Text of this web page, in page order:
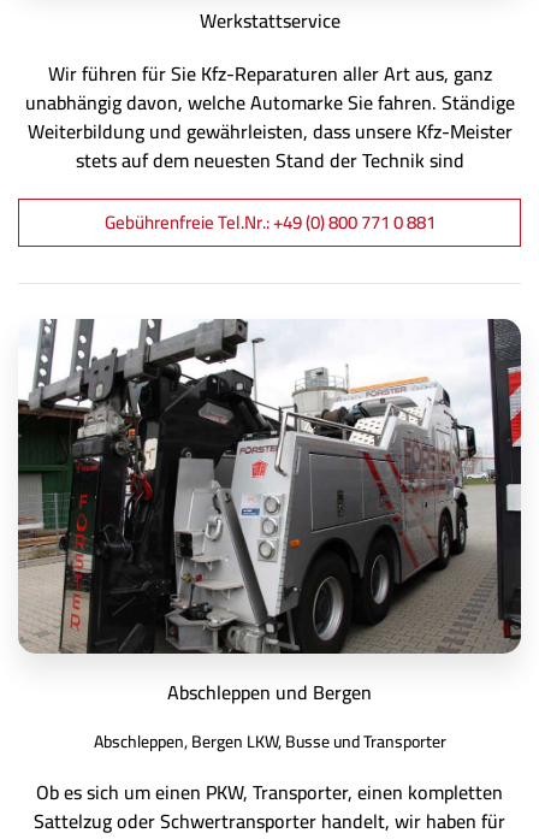
Werkstattservice
Wir führen für Sie Kfz-Reparaturen aller Art aus, ganz
unabhängig davon, welche Automarke Sie fahren. Ständige
Weiterbildung und gewährleisten, dass unsere Kfz-Meister
stets auf dem neuesten Stand der Technik sind
Gebührenfreie Tel.Nr.: +49 (0) 800 771 0 881
Abschleppen und Bergen
Abschleppen, Bergen LKW, Busse und Transporter
Ob es sich um einen PKW, Transporter, einen kompletten
Sattelzug oder Schwertransporter handelt, wir haben für